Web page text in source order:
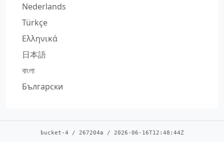
Nederlands
Türkçe
Ελληνικά
日本語
বাংলা
Български
bucket-4 / 267204a / 2026-06-16T12:48:44Z